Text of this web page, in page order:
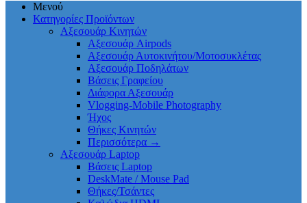
Μενού
Κατηγορίες Προϊόντων
Αξεσουάρ Κινητών
Αξεσουάρ Airpods
Αξεσουάρ Αυτοκινήτου/Μοτοσυκλέτας
Αξεσουάρ Ποδηλάτων
Βάσεις Γραφείου
Διάφορα Αξεσουάρ
Vlogging-Mobile Photography
Ήχος
Θήκες Κινητών
Περισσότερα →
Αξεσουάρ Laptop
Βάσεις Laptop
DeskMate / Mouse Pad
Θήκες/Τσάντες